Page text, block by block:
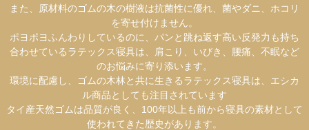
また、原材料のゴムの木の樹液は抗菌性に優れ、菌やダニ、ホコリ
を寄せ付けません。
ポヨポヨふんわりしているのに、パンと跳ね返す高い反発力も持ち
合わせているラテックス寝具は、肩こり、いびき、腰痛、不眠など
のお悩みに寄り添います。
環境に配慮し、ゴムの木林と共に生きるラテックス寝具は、エシカ
ル商品としても注目されています
タイ産天然ゴムは品質が良く、100年以上も前から寝具の素材として
使われてきた歴史があります。